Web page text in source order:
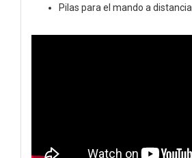
Pilas para el mando a distancia